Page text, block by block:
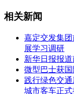
相关新闻
嘉定交发集
展学习调研
新华日报报
微型巴士获
践行绿色交
城市客车正式